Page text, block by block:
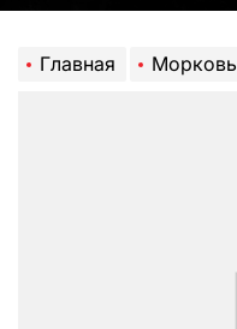
Главная Морковь